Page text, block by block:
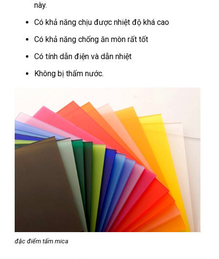
này.
Có khả năng chịu được nhiệt độ khá cao
Có khả năng chống ăn mòn rất tốt
Có tính dẫn điện và dẫn nhiệt
Không bị thấm nước.
đặc điểm tấm mica